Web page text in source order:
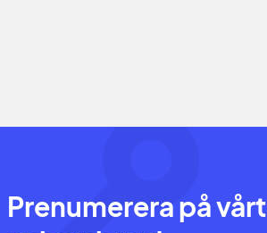
Prenumerera på vårt